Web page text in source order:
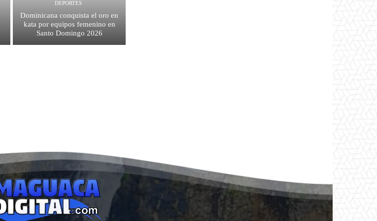
DEPORTES
Dominicana conquista el oro en
kata por equipos femenino en
Santo Domingo 2026